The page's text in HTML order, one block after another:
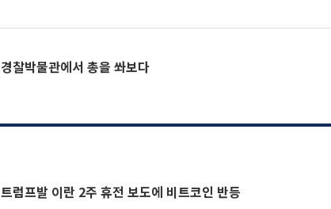
경찰박물관에서 총을 쏴보다
트럼프발 이란 2주 휴전 보도에 비트코인 반등